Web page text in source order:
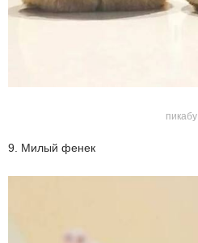
пикабу
9. Милый фенек